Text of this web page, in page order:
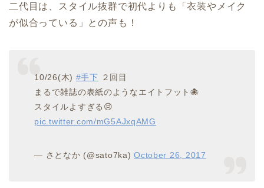
二代目は、スタイル抜群で初代よりも「衣装やメイク
が似合っている」との声も！
10/26(木) #手下 ２回目
まるで雑誌の表紙のようなエイトフット🐙
スタイルよすぎる😣
pic.twitter.com/mG5AJxqAMG
— さとなか (@sato7ka)October 26, 2017